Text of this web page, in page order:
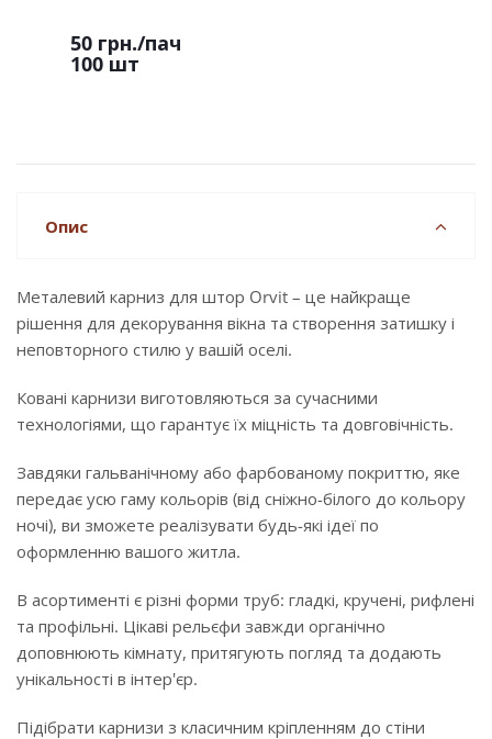
50 грн./пач
100 шт
Опис
Металевий карниз для штор Orvit – це найкраще
рішення для декорування вікна та створення затишку і
неповторного стилю у вашій оселі.
Ковані карнизи виготовляються за сучасними
технологіями, що гарантує їх міцність та довговічність.
Завдяки гальванічному або фарбованому покриттю, яке
передає усю гаму кольорів (від сніжно-білого до кольору
ночі), ви зможете реалізувати будь-які ідеї по
оформленню вашого житла.
В асортименті є різні форми труб: гладкі, кручені, рифлені
та профільні. Цікаві рельєфи завжди органічно
доповнюють кімнату, притягують погляд та додають
унікальності в інтер'єр.
Підібрати карнизи з класичним кріпленням до стіни